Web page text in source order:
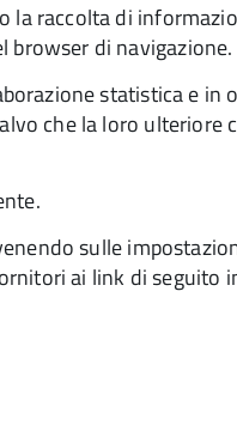
la raccolta di
browser di navigazione.
statistica e in
che la loro ulteriore
sulle
ai link di seguito